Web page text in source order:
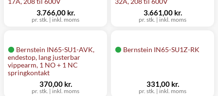
pr. stk. | inkl. moms
3.766,00 kr.
pr. stk. | inkl. moms
3.661,00 kr.
Bernstein IN65-SU1-AVK,
endestop, lang justerbar
vippearm, 1 NO + 1 NC
springkontakt
pr. stk. | inkl. moms
370,00 kr.
Bernstein IN65-SU1Z-RK
pr. stk. | inkl. moms
331,00 kr.